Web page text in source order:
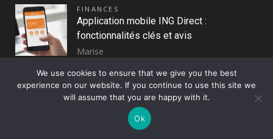
FINANCES
Application mobile ING Direct :
fonctionnalités clés et avis
Marise
Dans un univers bancaire où la rapidité et la
simplicité d’accès aux services financiers deviennent
indispensables, l’application mobile…
We use cookies to ensure that we give you the best
experience on our website. If you continue to use this site we
will assume that you are happy with it.
Ok